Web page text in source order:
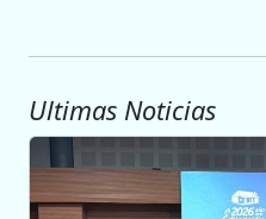
Ultimas Noticias